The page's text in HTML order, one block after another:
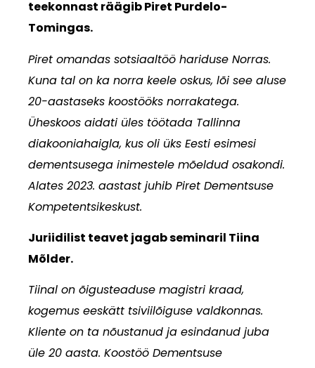
teekonnast räägib Piret Purdelo-
Tomingas.
Piret omandas sotsiaaltöö hariduse Norras.
Kuna tal on ka norra keele oskus, lõi see aluse
20-aastaseks koostööks norrakatega.
Üheskoos aidati üles töötada Tallinna
diakooniahaigla, kus oli üks Eesti esimesi
dementsusega inimestele mõeldud osakondi.
Alates 2023. aastast juhib Piret Dementsuse
Kompetentsikeskust.
Juriidilist teavet jagab seminaril Tiina
Mõlder.
Tiinal on õigusteaduse magistri kraad,
kogemus eeskätt tsiviilõiguse valdkonnas.
Kliente on ta nõustanud ja esindanud juba
üle 20 aasta. Koostöö Dementsuse